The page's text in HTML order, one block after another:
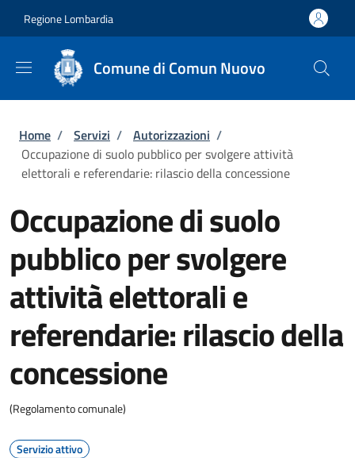
Regione Lombardia
Comune di Comun Nuovo
Briciole di pane
Home / Servizi / Autorizzazioni /
Occupazione di suolo pubblico per svolgere attività
elettorali e referendarie: rilascio della concessione
Occupazione di suolo
pubblico per svolgere
attività elettorali e
referendarie: rilascio della
concessione
(Regolamento comunale)
Servizio attivo